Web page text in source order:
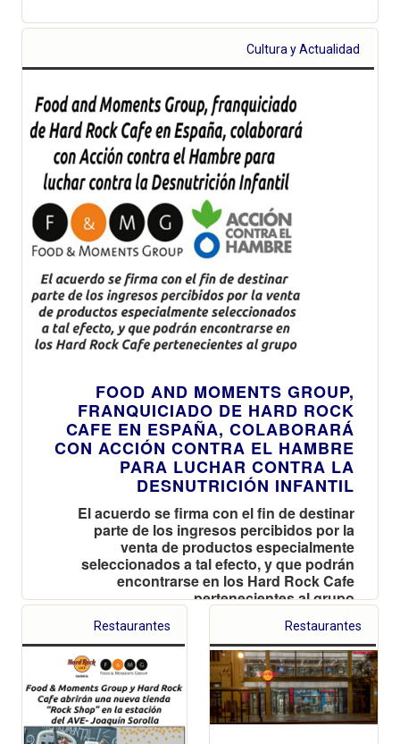
Cultura y Actualidad
FOOD AND MOMENTS GROUP,
FRANQUICIADO DE HARD ROCK
CAFE EN ESPAÑA, COLABORARÁ
CON ACCIÓN CONTRA EL HAMBRE
PARA LUCHAR CONTRA LA
DESNUTRICIÓN INFANTIL
El acuerdo se firma con el fin de destinar
parte de los ingresos percibidos por la
venta de productos especialmente
seleccionados a tal efecto, y que podrán
encontrarse en los Hard Rock Cafe
pertenecientes al grupo
Restaurantes Restaurantes